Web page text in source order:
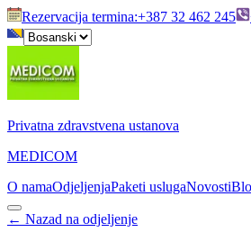
Rezervacija termina:+387 32 462 245
Privatna zdravstvena ustanova
MEDICOM
O namaOdjeljenjaPaketi uslugaNovosti
← Nazad na odjeljenje